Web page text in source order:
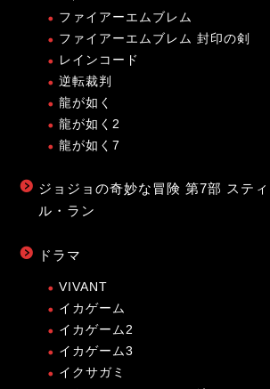
ファイアーエムブレム
ファイアーエムブレム 封印の剣
レインコード
逆転裁判
龍が如く
龍が如く2
龍が如く7
ジョジョの奇妙な冒険 第7部 ステ
ル・ラン
ドラマ
VIVANT
イカゲーム
イカゲーム2
イカゲーム3
イクサガミ